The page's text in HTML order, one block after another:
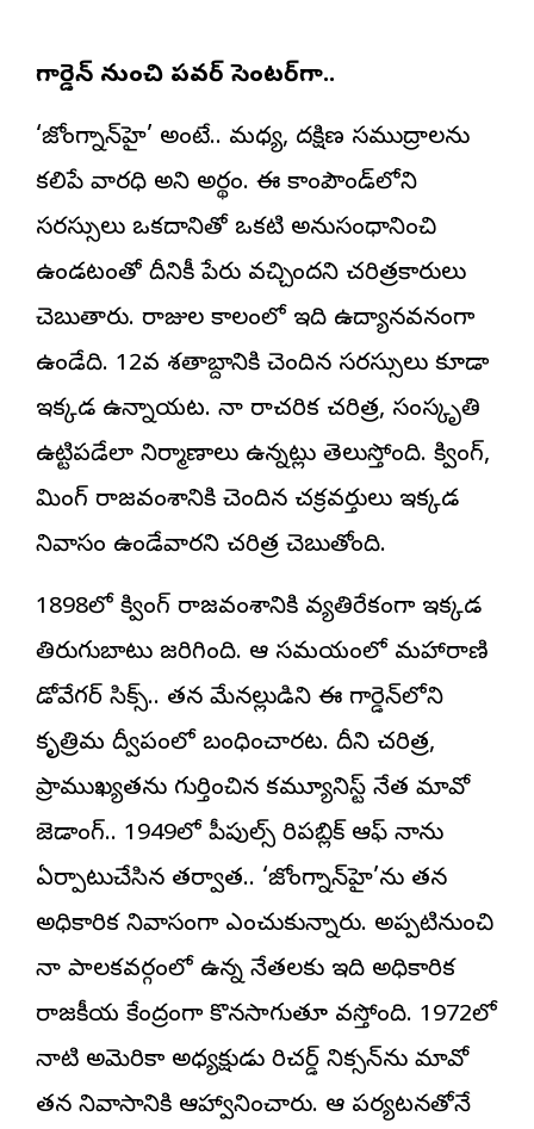
గార్డెన్‌ నుంచి పవర్‌ సెంటర్‌గా..
‘జోంగ్నాన్‌హై’ అంటే.. మధ్య, దక్షిణ సముద్రాలను
కలిపే వారధి అని అర్థం. ఈ కాంపౌండ్‌లోని
సరస్సులు ఒకదానితో ఒకటి అనుసంధానించి
ఉండటంతో దీనికీ పేరు వచ్చిందని చరిత్రకారులు
చెబుతారు. రాజుల కాలంలో ఇది ఉద్యానవనంగా
ఉండేది. 12వ శతాబ్దానికి చెందిన సరస్సులు కూడా
ఇక్కడ ఉన్నాయట. చైనా రాచరిక చరిత్ర, సంస్కృతి
ఉట్టిపడేలా నిర్మాణాలు ఉన్నట్లు తెలుస్తోంది. క్వింగ్‌,
మింగ్‌ రాజవంశానికి చెందిన చక్రవర్తులు ఇక్కడ
నివాసం ఉండేవారని చరిత్ర చెబుతోంది.
1898లో క్వింగ్‌ రాజవంశానికి వ్యతిరేకంగా ఇక్కడ
తిరుగుబాటు జరిగింది. ఆ సమయంలో మహారాణి
డోవేగర్‌ సిక్స్‌.. తన మేనల్లుడిని ఈ గార్డెన్‌లోని
కృత్రిమ ద్వీపంలో బంధించారట. దీని చరిత్ర,
ప్రాముఖ్యతను గుర్తించిన కమ్యూనిస్ట్ నేత మావో
జెడాంగ్‌.. 1949లో పీపుల్స్‌ రిపబ్లిక్‌ ఆఫ్‌ చైనాను
ఏర్పాటుచేసిన తర్వాత.. ‘జోంగ్నాన్‌హై’ను తన
అధికారిక నివాసంగా ఎంచుకున్నారు. అప్పటినుంచి
చైనా పాలకవర్గంలో ఉన్న నేతలకు ఇది అధికారిక
రాజకీయ కేంద్రంగా కొనసాగుతూ వస్తోంది. 1972లో
నాటి అమెరికా అధ్యక్షుడు రిచర్డ్‌ నిక్సన్‌ను మావో
తన నివాసానికి ఆహ్వానించారు. ఆ పర్యటనతోనే